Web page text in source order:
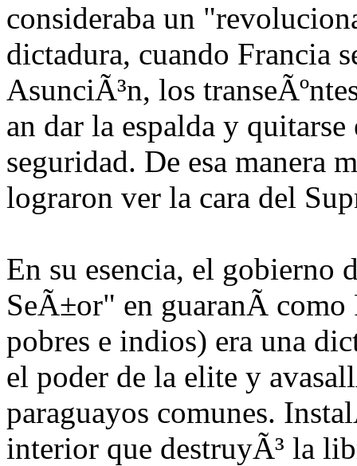
consideraba un
dictadura, cuando Francia
AsunciÃ³n, los
an dar la espalda y
seguridad. De esa manera
lograron ver la cara del
En su esencia, el gobierno
SeÃ±or" en guaranÃ­
pobres e indios) era una
el poder de la elite y
paraguayos comunes.
interior que destruyÃ³ la